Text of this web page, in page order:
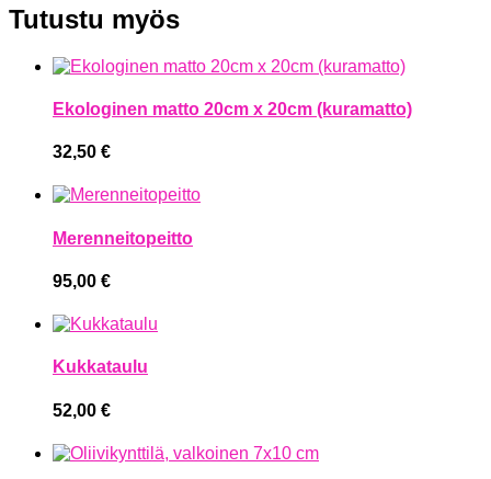
Tutustu myös
Ekologinen matto 20cm x 20cm (kuramatto)
32,50 €
Merenneitopeitto
95,00 €
Kukkataulu
52,00 €